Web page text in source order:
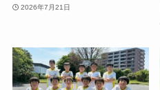
2026年7月21日